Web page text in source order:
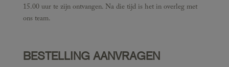
15.00 uur te zijn ontvangen. Na die tijd is het in overleg met
ons team.
BESTELLING AANVRAGEN